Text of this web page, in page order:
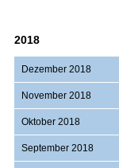
2018
Dezember 2018
November 2018
Oktober 2018
September 2018